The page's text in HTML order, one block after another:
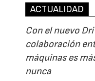
ACTUALIDAD
Con el nuevo
colaboración
máquinas es
nunca